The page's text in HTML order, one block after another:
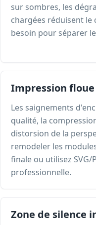
sur sombres, les
chargées réduisent
besoin pour séparer
Impression
Les saignements
qualité, la
distorsion de la
remodeler les
finale ou utilisez
professionnelle.
Zone de silence